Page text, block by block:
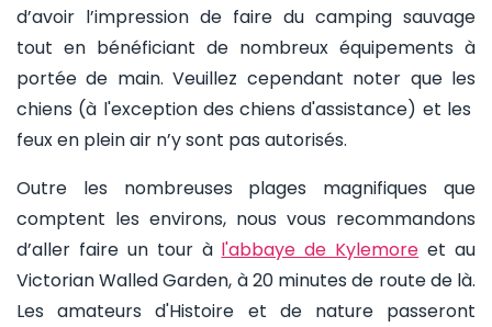
d’avoir l’impression de faire du camping sauvage
tout en bénéficiant de nombreux équipements à
portée de main. Veuillez cependant noter que les
chiens (à l'exception des chiens d'assistance) et les
feux en plein air n’y sont pas autorisés.
Outre les nombreuses plages magnifiques que
comptent les environs, nous vous recommandons
d’aller faire un tour à l'abbaye de Kylemore et au
Victorian Walled Garden, à 20 minutes de route de là.
Les amateurs d'Histoire et de nature passeront